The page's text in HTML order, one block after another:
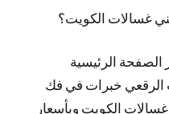
غسالات الكويت؟
الصفحة الرئيسية
الرقعي خبرات في فك
الكويت وبأسعار